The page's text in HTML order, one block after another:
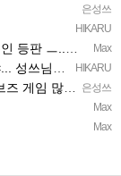
은성쓰
HIKARU
Max
ㅡ..ㅡy~
HIKARU
계셨다!!!...
은성쓰
는데요 ㅎㅎㅎ
Max
Max